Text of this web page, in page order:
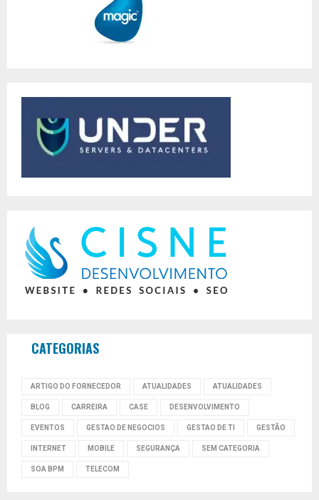
CATEGORIAS
ARTIGO DO FORNECEDOR ATUALIDADES ATUALIDADES
BLOG CARREIRA CASE DESENVOLVIMENTO
EVENTOS GESTAO DE NEGOCIOS GESTAO DE TI GESTÃO
INTERNET MOBILE SEGURANÇA SEM CATEGORIA
SOA BPM TELECOM